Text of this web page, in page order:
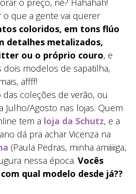
o que a gente vai querer
coloridos, em tons flúo
detalhes metalizados,
ou o próprio couro, e
dois modelos de sapatilha,
affff!
das coleções de verão, ou
Julho/Agosto nas lojas. Quem
tem a loja da Schutz, e a
dá pra achar Vicenza na
(Paula Pedras, minha amiiiiiga,
nessa época. Vocês
qual modelo desde já??